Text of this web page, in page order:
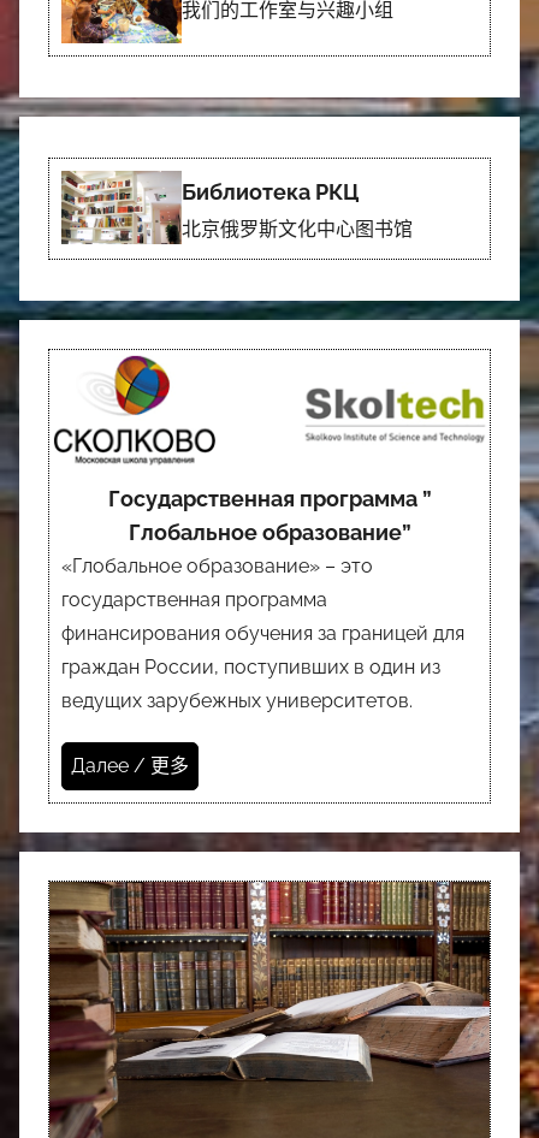
我们的工作室与兴趣小组
Библиотека РКЦ
北京俄罗斯文化中心图书馆
Государственная программа ”
Глобальное образование”
«Глобальное образование» – это
государственная программа
финансирования обучения за границей для
граждан России, поступивших в один из
ведущих зарубежных университетов.
Далее / 更多